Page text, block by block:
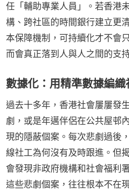
任「輔助專業人員」。若香港
構、跨社區的時間銀行建立更
本保障機制，可持續化才不會
而會真正落到人與人之間的支
數據化：用精準數據編織
過去十多年，香港社會屢屢發
劇，或是年邁伴侶在公共屋邨
現的隱蔽個案。每次悲劇過後
線社工為何沒有及時跟進。但
會發現非政府機構和社會福利
這些悲劇個案，往往根本不在